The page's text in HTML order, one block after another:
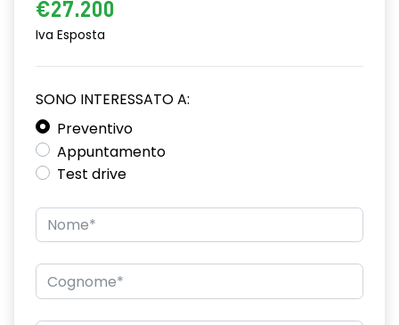
€27.200
Iva Esposta
SONO INTERESSATO A:
Preventivo
Appuntamento
Test drive